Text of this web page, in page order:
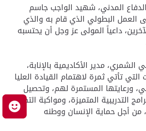
المدني، شهيد الواجب جاسم
البطولي الذي قام به والذي
داعياً المولى عز وجل أن يحتسبه
الشمري، مدير الأكاديمية بالإنابة،
تأتي ثمرة لاهتمام القيادة العليا
ورعايتها المستمرة لهم، وتحصيل
التدريبية المتميزة، ومواكبة التطور
أجل حماية الإنسان ووطنه